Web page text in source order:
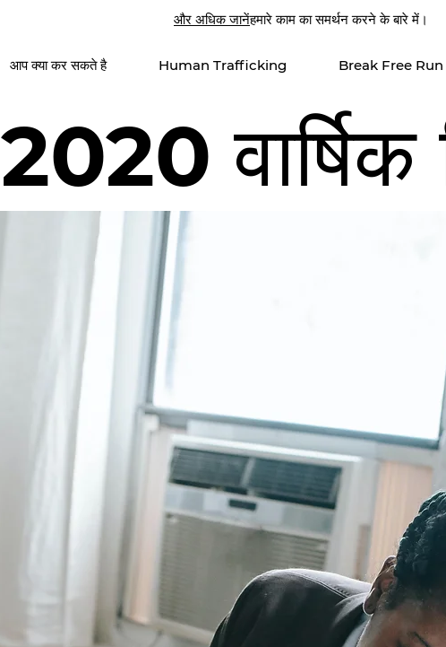
और अधिक जानेंहमारे काम का समर्थन करने के बारे में।
आप क्या कर सकते है Human Trafficking Break Free Run
2020 वार्षिक